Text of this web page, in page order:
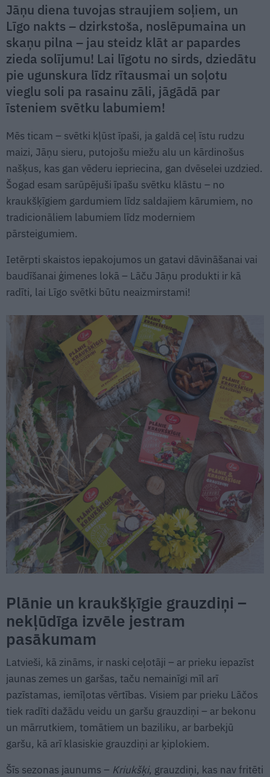
Jāņu diena tuvojas straujiem soļiem, un
Līgo nakts – dzirkstoša, noslēpumaina un
skaņu pilna – jau steidz klāt ar papardes
zieda solījumu! Lai līgotu no sirds, dziedātu
pie ugunskura līdz rītausmai un soļotu
vieglu soli pa rasainu zāli, jāgādā par
īsteniem svētku labumiem!
Mēs ticam – svētki kļūst īpaši, ja galdā ceļ īstu rudzu
maizi, Jāņu sieru, putojošu miežu alu un kārdinošus
našķus, kas gan vēderu iepriecina, gan dvēselei uzdzied.
Šogad esam sarūpējuši īpašu svētku klāstu – no
kraukšķīgiem gardumiem līdz saldajiem kārumiem, no
tradicionāliem labumiem līdz moderniem
pārsteigumiem.
Ietērpti skaistos iepakojumos un gatavi dāvināšanai vai
baudīšanai ģimenes lokā – Lāču Jāņu produkti ir kā
radīti, lai Līgo svētki būtu neaizmirstami!
Plānie un kraukšķīgie grauzdiņi –
nekļūdīga izvēle jestram
pasākumam
Latvieši, kā zināms, ir naski ceļotāji – ar prieku iepazīst
jaunas zemes un garšas, taču nemainīgi mīl arī
pazīstamas, iemīļotas vērtības. Visiem par prieku Lāčos
tiek radīti dažādu veidu un garšu grauzdiņi – ar bekonu
un mārrutkiem, tomātiem un baziliku, ar barbekjū
garšu, kā arī klasiskie grauzdiņi ar ķiplokiem.
Šīs sezonas jaunums – Kriukšķi, grauzdiņi, kas nav fritēti